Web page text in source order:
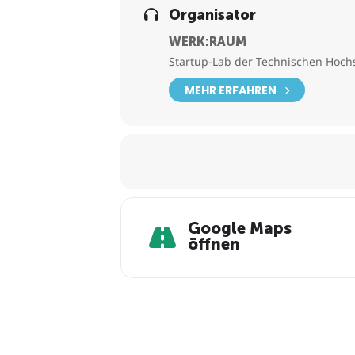
Lasst uns gemeinsam die größte
innovativen Ideen in die Tat
Startup Journey zu erreichen!
Organisator
WERK:RAUM
Startup-Lab der Technischen
MEHR ERFAHREN
Google Maps
öffnen